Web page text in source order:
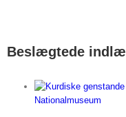
Beslægtede